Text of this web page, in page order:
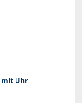
mit Uhr